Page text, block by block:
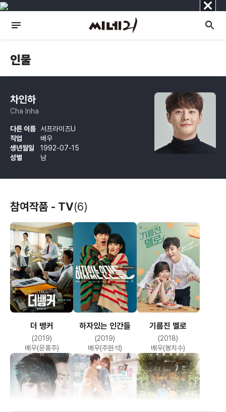
닫
기
인물
차인하
Cha Inha
다른 이름
서프라이즈U
직업
배우
생년월일
1992-07-15
성별
남
참여작품 - TV(6)
더 뱅커
(2019)
배우(문홍주)
하자있는 인간들
(2019)
배우(주원석)
기름진 멜로
(2018)
배우(봉치수)